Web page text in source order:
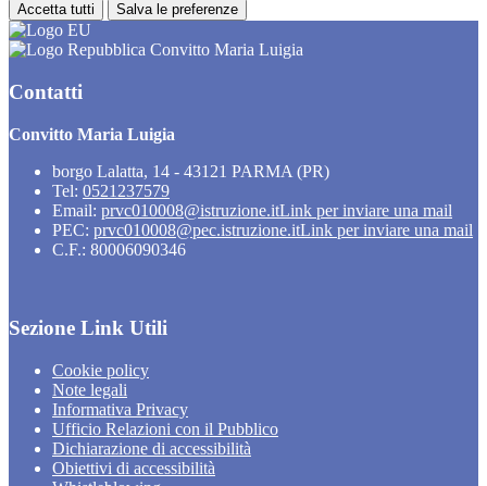
Accetta tutti Salva le preferenze
Convitto Maria Luigia
Contatti
Convitto Maria Luigia
borgo Lalatta, 14 - 43121 PARMA (PR)
Tel: 0521237579
Email: prvc010008@istruzione.itLink per inviare una mail
PEC: prvc010008@pec.istruzione.itLink per inviare una mail
C.F.: 80006090346
Sezione Link Utili
Cookie policy
Note legali
Informativa Privacy
Ufficio Relazioni con il Pubblico
Dichiarazione di accessibilità
Obiettivi di accessibilità